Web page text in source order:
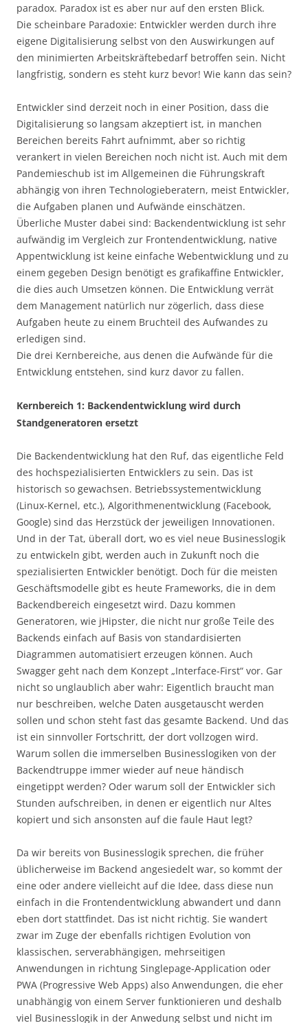
paradox. Paradox ist es aber nur auf den ersten Blick.
Die scheinbare Paradoxie: Entwickler werden durch ihre
eigene Digitalisierung selbst von den Auswirkungen auf
den minimierten Arbeitskräftebedarf betroffen sein. Nicht
langfristig, sondern es steht kurz bevor! Wie kann das sein?
Entwickler sind derzeit noch in einer Position, dass die
Digitalisierung so langsam akzeptiert ist, in manchen
Bereichen bereits Fahrt aufnimmt, aber so richtig
verankert in vielen Bereichen noch nicht ist. Auch mit dem
Pandemieschub ist im Allgemeinen die Führungskraft
abhängig von ihren Technologieberatern, meist Entwickler,
die Aufgaben planen und Aufwände einschätzen.
Überliche Muster dabei sind: Backendentwicklung ist sehr
aufwändig im Vergleich zur Frontendentwicklung, native
Appentwicklung ist keine einfache Webentwicklung und zu
einem gegeben Design benötigt es grafikaffine Entwickler,
die dies auch Umsetzen können. Die Entwicklung verrät
dem Management natürlich nur zögerlich, dass diese
Aufgaben heute zu einem Bruchteil des Aufwandes zu
erledigen sind.
Die drei Kernbereiche, aus denen die Aufwände für die
Entwicklung entstehen, sind kurz davor zu fallen.
Kernbereich 1: Backendentwicklung wird durch
Standgeneratoren ersetzt
Die Backendentwicklung hat den Ruf, das eigentliche Feld
des hochspezialisierten Entwicklers zu sein. Das ist
historisch so gewachsen. Betriebssystementwicklung
(Linux-Kernel, etc.), Algorithmenentwicklung (Facebook,
Google) sind das Herzstück der jeweiligen Innovationen.
Und in der Tat, überall dort, wo es viel neue Businesslogik
zu entwickeln gibt, werden auch in Zukunft noch die
spezialisierten Entwickler benötigt. Doch für die meisten
Geschäftsmodelle gibt es heute Frameworks, die in dem
Backendbereich eingesetzt wird. Dazu kommen
Generatoren, wie jHipster, die nicht nur große Teile des
Backends einfach auf Basis von standardisierten
Diagrammen automatisiert erzeugen können. Auch
Swagger geht nach dem Konzept „Interface-First“ vor. Gar
nicht so unglaublich aber wahr: Eigentlich braucht man
nur beschreiben, welche Daten ausgetauscht werden
sollen und schon steht fast das gesamte Backend. Und das
ist ein sinnvoller Fortschritt, der dort vollzogen wird.
Warum sollen die immerselben Businesslogiken von der
Backendtruppe immer wieder auf neue händisch
eingetippt werden? Oder warum soll der Entwickler sich
Stunden aufschreiben, in denen er eigentlich nur Altes
kopiert und sich ansonsten auf die faule Haut legt?
Da wir bereits von Businesslogik sprechen, die früher
üblicherweise im Backend angesiedelt war, so kommt der
eine oder andere vielleicht auf die Idee, dass diese nun
einfach in die Frontendentwicklung abwandert und dann
eben dort stattfindet. Das ist nicht richtig. Sie wandert
zwar im Zuge der ebenfalls richtigen Evolution von
klassischen, serverabhängigen, mehrseitigen
Anwendungen in richtung Singlepage-Application oder
PWA (Progressive Web Apps) also Anwendungen, die eher
unabhängig von einem Server funktionieren und deshalb
viel Businesslogik in der Anwedung selbst und nicht im